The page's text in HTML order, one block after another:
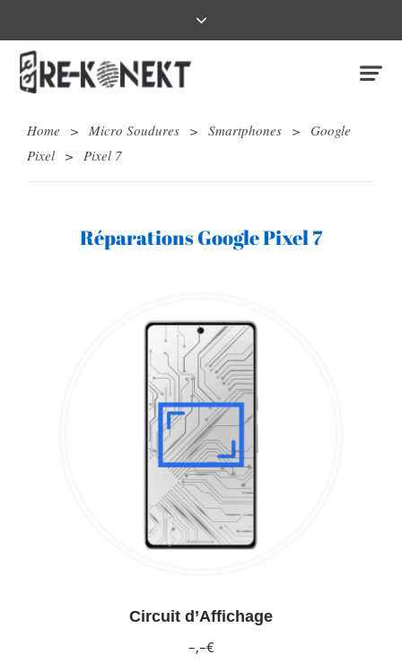
Home > Micro Soudures > Smartphones > Google
Pixel > Pixel 7
Réparations Google Pixel 7
Circuit d’Affichage
–,–€